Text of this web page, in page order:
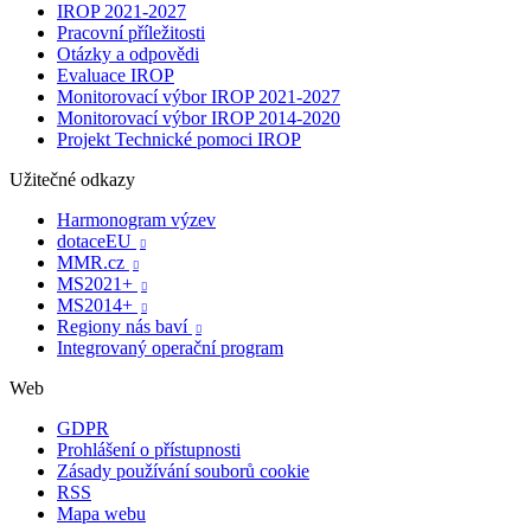
IROP 2021-2027
Pracovní příležitosti
Otázky a odpovědi
Evaluace IROP
Monitorovací výbor IROP 2021-2027
Monitorovací výbor IROP 2014-2020
Projekt Technické pomoci IROP
Užitečné odkazy
Harmonogram výzev
dotaceEU

MMR.cz 
MS2021+ 
MS2014+ 
Regiony nás baví 
Integrovaný operační program
Web
GDPR
Prohlášení o přístupnosti
Zásady používání souborů cookie
RSS
Mapa webu